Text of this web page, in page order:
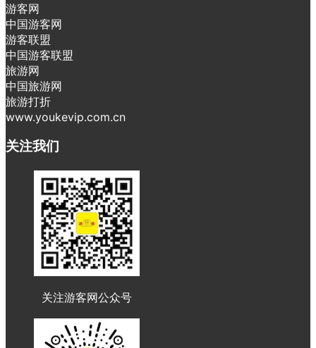
游客网
中国游客网
游客联盟
中国游客联盟
旅游网
中国旅游网
旅游打折
www.youkevip.com.cn
关注我们
关注游客网公众号